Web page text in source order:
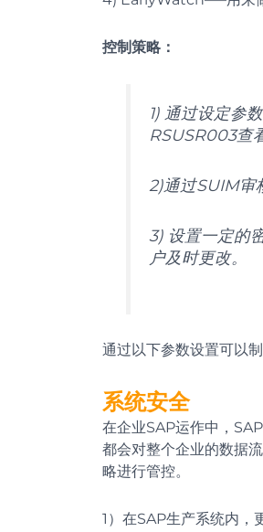
控制策略：
1) 通过设定参
RSUSR003查
2)通过SUIM审
3) 设置一定的
户及时更改。
通过以下参数设置可以
系统安全
在企业SAP运作中，
都会对整个企业的数据
略进行管控。
1）在SAP生产系统内，